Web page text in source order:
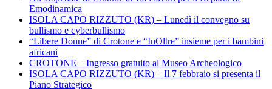
Emodinamica
ISOLA CAPO RIZZUTO (KR) – Lunedì il convegno su
bullismo e cyberbullismo
“Libere Donne” di Crotone e “InOltre” insieme per i bambini
africani
CROTONE – Ingresso gratuito al Museo Archeologico
ISOLA CAPO RIZZUTO (KR) – Il 7 febbraio si presenta il
Piano Strategico